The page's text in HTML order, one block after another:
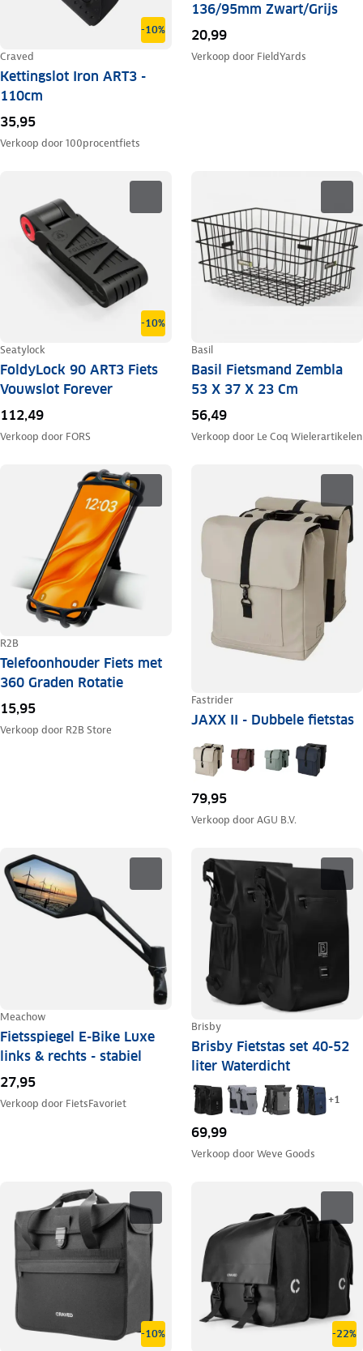
-10%
Craved
Kettingslot Iron ART3 -
110cm
35,95
Verkoop door100procentfiets
136/95mm Zwart/Grijs
20,99
Verkoop door FieldYards
-10%
Seatylock
FoldyLock 90 ART3 Fiets
Vouwslot Forever
112,49
Verkoop door FORS
Basil
Basil Fietsmand Zembla
53 X 37 X 23 Cm
56,49
Verkoop door Le Coq Wielerartikelen
R2B
Telefoonhouder Fiets met
360 Graden Rotatie
15,95
Verkoop door R2B Store
Fastrider
JAXX II - Dubbele fietstas
79,95
Verkoop doorAGU B.V.
Meachow
Fietsspiegel E-Bike Luxe
links & rechts - stabiel
27,95
Verkoop door FietsFavoriet
Brisby
Brisby Fietstas set 40-52
liter Waterdicht
+1
69,99
Verkoop doorWeve Goods
-10% -22%